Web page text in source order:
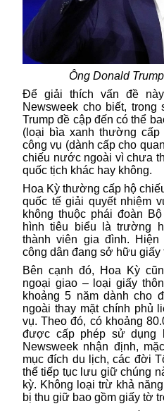
Ông Donald
Để giải thích vấn đề
Newsweek cho biết,
Trump đề cập đến có thể
(loại bìa xanh thường
công vụ (dành cấp cho
chiếu nước ngoài vì chưa
quốc tịch khác hay không.
Hoa Kỳ thường cấp hộ
quốc tế giải quyết nhiệm
không thuộc phái đoàn
hình tiêu biểu là trường
thành viên gia đình. Hiện
công dân đang sở hữu giấy
Bên cạnh đó,
Hoa Kỳ
ngoại giao – loại giấy
khoảng 5 năm dành cho
ngoài thay mặt chính phủ
vụ. Theo đó, có khoảng
được cấp phép sử dụng
Newsweek nhận định,
mục đích du lịch, các đời
thể tiếp tục lưu giữ chúng
kỳ. Không loại trừ khả
bị thu giữ bao gồm giấy tờ